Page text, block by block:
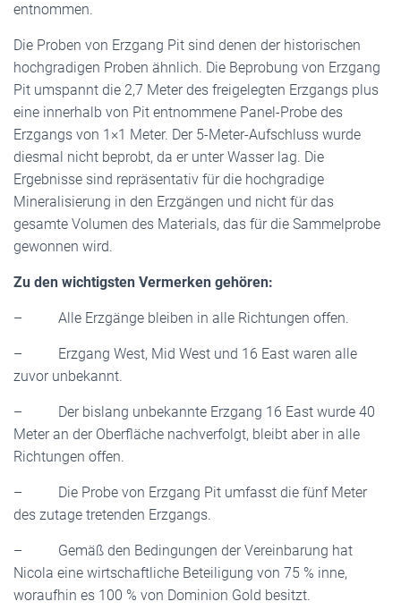
entnommen.
Die Proben von Erzgang Pit sind denen der historischen
hochgradigen Proben ähnlich. Die Beprobung von Erzgang
Pit umspannt die 2,7 Meter des freigelegten Erzgangs plus
eine innerhalb von Pit entnommene Panel-Probe des
Erzgangs von 1×1 Meter. Der 5-Meter-Aufschluss wurde
diesmal nicht beprobt, da er unter Wasser lag. Die
Ergebnisse sind repräsentativ für die hochgradige
Mineralisierung in den Erzgängen und nicht für das
gesamte Volumen des Materials, das für die Sammelprobe
gewonnen wird.
Zu den wichtigsten Vermerken gehören:
– Alle Erzgänge bleiben in alle Richtungen offen.
– Erzgang West, Mid West und 16 East waren alle
zuvor unbekannt.
– Der bislang unbekannte Erzgang 16 East wurde 40
Meter an der Oberfläche nachverfolgt, bleibt aber in alle
Richtungen offen.
– Die Probe von Erzgang Pit umfasst die fünf Meter
des zutage tretenden Erzgangs.
– Gemäß den Bedingungen der Vereinbarung hat
Nicola eine wirtschaftliche Beteiligung von 75 % inne,
woraufhin es 100 % von Dominion Gold besitzt.